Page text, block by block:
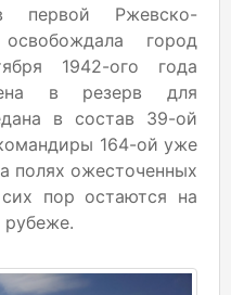
первой Ржевско-
город
1942-ого года
в резерв для
в состав 39-ой
164-ой уже
полях ожесточенных
пор остаются на